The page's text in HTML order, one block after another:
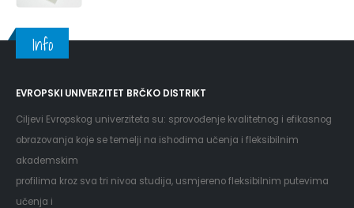
Info
EVROPSKI UNIVERZITET BRČKO DISTRIKT
Ciljevi Evropskog univerziteta su: sprovođenje kvalitetnog i efikasnog
obrazovanja koje se temelji na ishodima učenja i fleksibilnim
akademskim
profilima kroz sva tri nivoa studija, usmjereno fleksibilnim putevima
učenja i